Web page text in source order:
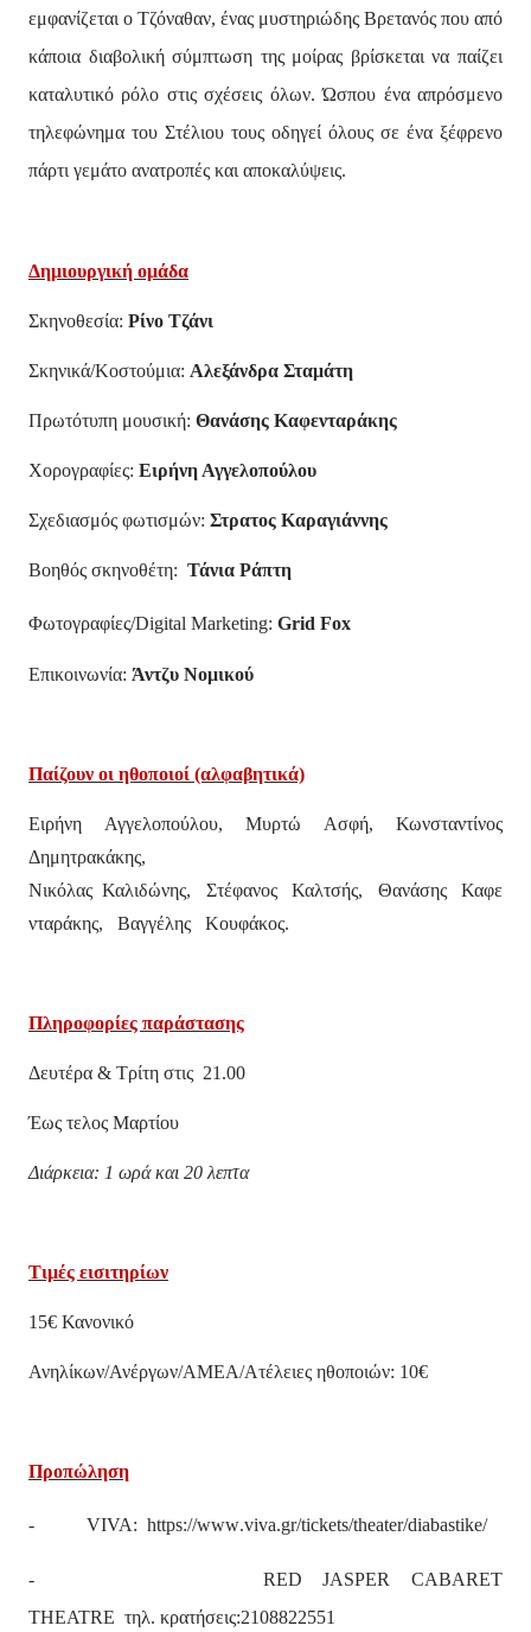
εμφανίζεται ο Τζόναθαν, ένας μυστηριώδης Βρετανός που από
κάποια διαβολική σύμπτωση της μοίρας βρίσκεται να παίζει
καταλυτικό ρόλο στις σχέσεις όλων. Ώσπου ένα απρόσμενο
τηλεφώνημα του Στέλιου τους οδηγεί όλους σε ένα ξέφρενο
πάρτι γεμάτο ανατροπές και αποκαλύψεις.
Δημιουργική ομάδα
Σκηνοθεσία: Ρίνο Τζάνι
Σκηνικά/Κοστούμια: Αλεξάνδρα Σταμάτη
Πρωτότυπη μουσική: Θανάσης Καφενταράκης
Χορογραφίες: Ειρήνη Αγγελοπούλου
Σχεδιασμός φωτισμών: Στρατος Καραγιάννης
Βοηθός σκηνοθέτη: Τάνια Ράπτη
Φωτογραφίες/Digital Marketing: Grid Fox
Επικοινωνία: Άντζυ Νομικού
Παίζουν οι ηθοποιοί (αλφαβητικά)
Ειρήνη Αγγελοπούλου, Μυρτώ Ασφή, Κωνσταντίνος
Δημητρακάκης,
Νικόλας Καλιδώνης, Στέφανος Καλτσής, Θανάσης Καφε
νταράκης, Βαγγέλης Κουφάκος.
Πληροφορίες παράστασης
Δευτέρα & Τρίτη στις 21.00
Έως τελος Μαρτίου
Διάρκεια: 1 ωρά και 20 λεπτα
Τιμές εισιτηρίων
15€ Κανονικό
Ανηλίκων/Ανέργων/ΑΜΕΑ/Ατέλειες ηθοποιών: 10€
Προπώληση
- VIVA: https://www.viva.gr/tickets/theater/diabastike/
- RED JASPER CABARET
THEATRE τηλ. κρατήσεις:2108822551